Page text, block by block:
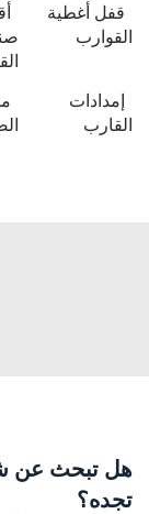
قفل أغطية
القوارب
إمدادات
القارب
هل تبحث عن
تجده؟